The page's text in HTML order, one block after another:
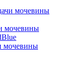
мочевины
мочевины
мочевины